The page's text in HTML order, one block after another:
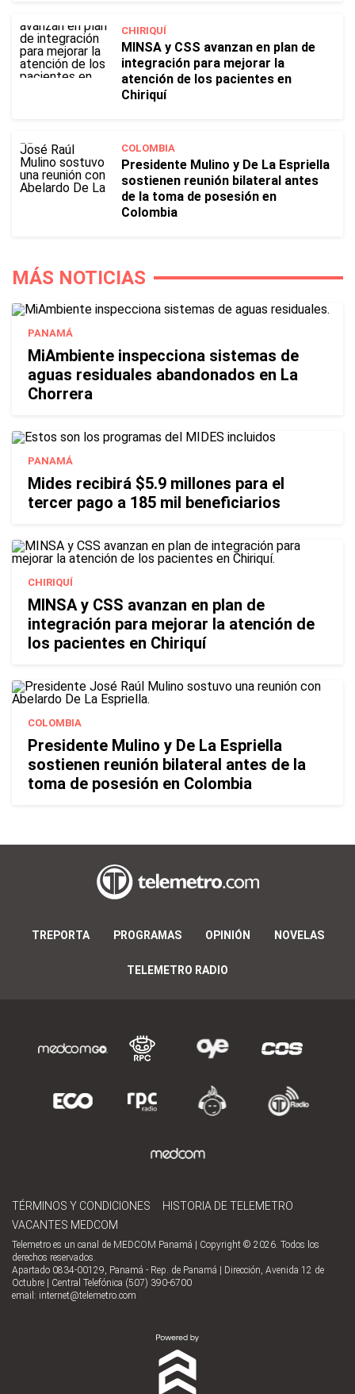
CHIRIQUÍ
MINSA y CSS avanzan en plan de
integración para mejorar la
atención de los pacientes en
Chiriquí
COLOMBIA
Presidente Mulino y De La Espriella
sostienen reunión bilateral antes
de la toma de posesión en
Colombia
MÁS NOTICIAS
PANAMÁ
MiAmbiente inspecciona sistemas de
aguas residuales abandonados en La
Chorrera
PANAMÁ
Mides recibirá $5.9 millones para el
tercer pago a 185 mil beneficiarios
CHIRIQUÍ
MINSA y CSS avanzan en plan de
integración para mejorar la atención de
los pacientes en Chiriquí
COLOMBIA
Presidente Mulino y De La Espriella
sostienen reunión bilateral antes de la
toma de posesión en Colombia
TREPORTA PROGRAMAS OPINIÓN NOVELAS
TELEMETRO RADIO
TÉRMINOS Y CONDICIONES
HISTORIA DE TELEMETRO
VACANTES MEDCOM
Telemetro es un canal de MEDCOM Panamá | Copyright © 2026. Todos los
derechos reservados.
Apartado 0834-00129, Panamá - Rep. de Panamá | Dirección, Avenida 12 de
Octubre | Central Telefónica (507) 390-6700
email: internet@telemetro.com